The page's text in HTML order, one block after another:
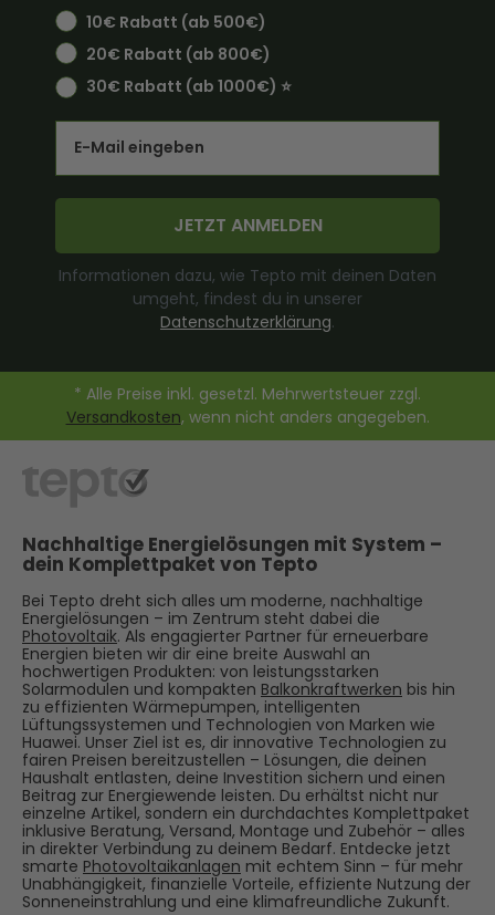
10€ Rabatt (ab 500€)
20€ Rabatt (ab 800€)
30€ Rabatt (ab 1000€) ⭐️
JETZT ANMELDEN
Informationen dazu, wie Tepto mit deinen Daten
umgeht, findest du in unserer
Datenschutzerklärung.
* Alle Preise inkl. gesetzl. Mehrwertsteuer zzgl.
Versandkosten, wenn nicht anders angegeben.
Nachhaltige Energielösungen mit System –
dein Komplettpaket von Tepto
Bei Tepto dreht sich alles um moderne, nachhaltige
Energielösungen – im Zentrum steht dabei die
Photovoltaik. Als engagierter Partner für erneuerbare
Energien bieten wir dir eine breite Auswahl an
hochwertigen Produkten: von leistungsstarken
Solarmodulen und kompakten Balkonkraftwerken bis hin
zu effizienten Wärmepumpen, intelligenten
Lüftungssystemen und Technologien von Marken wie
Huawei. Unser Ziel ist es, dir innovative Technologien zu
fairen Preisen bereitzustellen – Lösungen, die deinen
Haushalt entlasten, deine Investition sichern und einen
Beitrag zur Energiewende leisten. Du erhältst nicht nur
einzelne Artikel, sondern ein durchdachtes Komplettpaket
inklusive Beratung, Versand, Montage und Zubehör – alles
in direkter Verbindung zu deinem Bedarf. Entdecke jetzt
smarte Photovoltaikanlagen mit echtem Sinn – für mehr
Unabhängigkeit, finanzielle Vorteile, effiziente Nutzung der
Sonneneinstrahlung und eine klimafreundliche Zukunft.